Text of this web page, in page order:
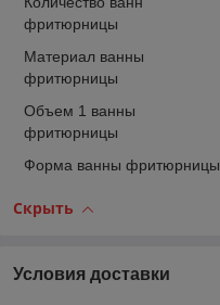
фритюрницы
Материал ванны
фритюрницы
Объем 1 ванны
фритюрницы
Форма ванны фритюрницы
Скрыть
Условия доставки